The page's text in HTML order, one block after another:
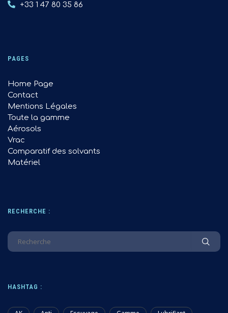
+33 1 47 80 35 86
PAGES
Home Page
Contact
Mentions Légales
Toute la gamme
Aérosols
Vrac
Comparatif des solvants
Matériel
RECHERCHE :
HASHTAG :